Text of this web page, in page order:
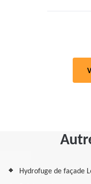
Hydrofuge de façade